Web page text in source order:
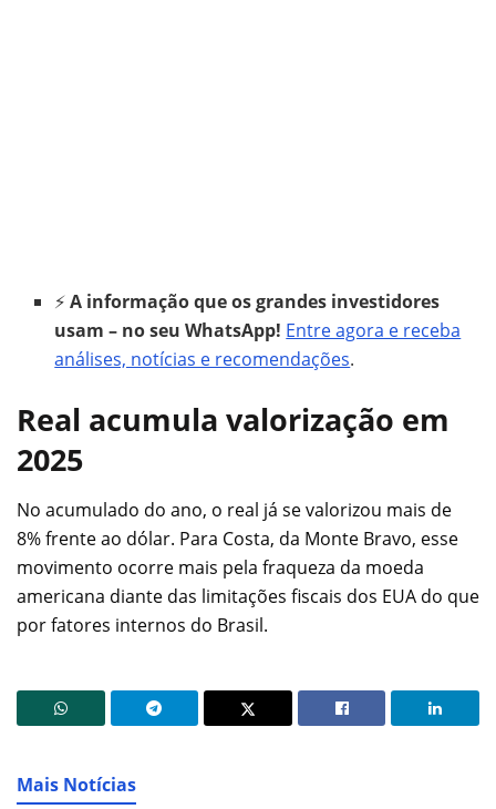
⚡A informação que os grandes investidores
usam – no seu WhatsApp! Entre agora e receba
análises, notícias e recomendações.
Real acumula valorização em
2025
No acumulado do ano, o real já se valorizou mais de
8% frente ao dólar. Para Costa, da Monte Bravo, esse
movimento ocorre mais pela fraqueza da moeda
americana diante das limitações fiscais dos EUA do que
por fatores internos do Brasil.
Mais Notícias